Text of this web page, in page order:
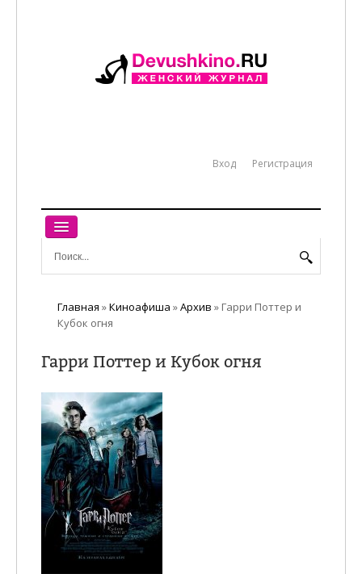
Вход Регистрация
ГЛАВНАЯ
РАБОТА
ТЫ И ОН
ОТДЫХ
ЭНЦИКЛОПЕДИЯ
КИНОАФИША
КАТАЛОГ
Главная »Киноафиша »Архив » Гарри Поттер и
Кубок огня
Гарри Поттер и Кубок огня